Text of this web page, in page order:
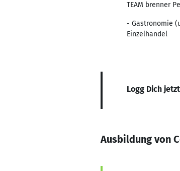
TEAM brenner
- Gastronomie
Einzelhandel
Logg Dich
Ausbildung von